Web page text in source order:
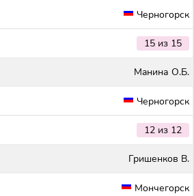
Черногорск
15 из 15
Maнина О.Б.
Черногорск
12 из 12
Гришенков В.
Мончегорск